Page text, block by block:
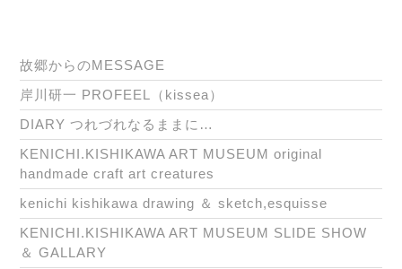
故郷からのMESSAGE
岸川研一 PROFEEL（kissea）
DIARY つれづれなるままに…
KENICHI.KISHIKAWA ART MUSEUM original
handmade craft art creatures
kenichi kishikawa drawing ＆ sketch,esquisse
KENICHI.KISHIKAWA ART MUSEUM SLIDE SHOW
＆ GALLARY